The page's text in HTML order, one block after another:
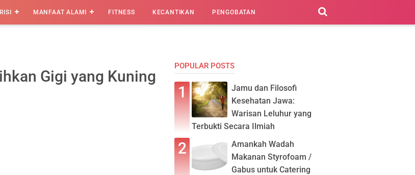
MANFAAT ALAMI FITNESS KECANTIKAN PENGOBATAN
Gigi yang Kuning
POPULAR POSTS
Jamu dan Filosofi
Kesehatan Jawa:
Warisan Leluhur yang
Terbukti Secara Ilmiah
Amankah Wadah
Makanan Styrofoam /
Gabus untuk Catering